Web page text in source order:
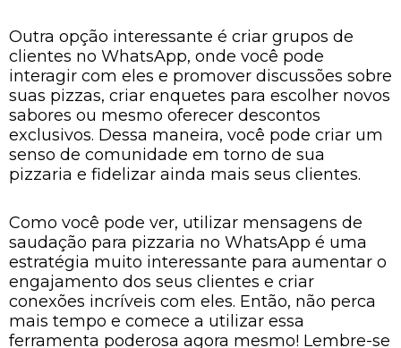
Outra opção interessante é criar grupos de
clientes no WhatsApp, onde você pode
interagir com eles e promover discussões sobre
suas pizzas, criar enquetes para escolher novos
sabores ou mesmo oferecer descontos
exclusivos. Dessa maneira, você pode criar um
senso de comunidade em torno de sua
pizzaria e fidelizar ainda mais seus clientes.
Como você pode ver, utilizar mensagens de
saudação para pizzaria no WhatsApp é uma
estratégia muito interessante para aumentar o
engajamento dos seus clientes e criar
conexões incríveis com eles. Então, não perca
mais tempo e comece a utilizar essa
ferramenta poderosa agora mesmo! Lembre-se